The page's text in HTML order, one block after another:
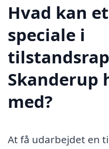
Hvad kan
speciale i
Skanderup
med?
At få udarbejdet en